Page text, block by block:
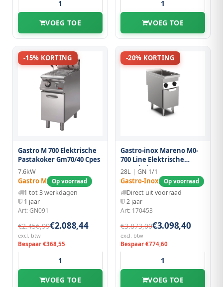
VOEG TOE VOEG TOE
-15% KORTING
Gastro M 700 Elektrische
Pastakoker Gm70/40 Cpes
7.6kW
Gastro M Op voorraad
1 tot 3 werkdagen
1 jaar
Art: GN091
€2.456,99€2.088,44
excl. btw
Bespaar €368,55
VOEG TOE
-20% KORTING
Gastro-inox Mareno M0-
700 Line Elektrische
Pastakoker 40cm, GN 1/1,
28 Liter, Staand Model
28L | GN 1/1
Gastro-Inox Op voorraad
Direct uit voorraad
2 jaar
Art: 170453
€3.873,00€3.098,40
excl. btw
Bespaar €774,60
VOEG TOE